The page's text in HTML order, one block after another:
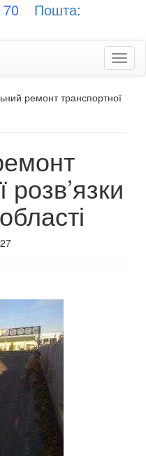
70
Пошта:
ремонт транспортної
розв’язки